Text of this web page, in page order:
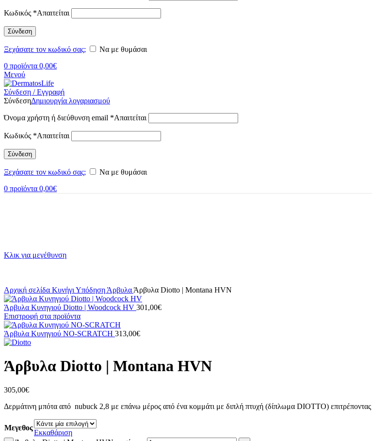
Κωδικός *Απαιτείται
Σύνδεση
Ξεχάσατε τον κωδικό σας;
Να με θυμάσαι
0 προϊόντα 0,00€
Μενού
Σύνδεση / Εγγραφή
ΣύνδεσηΔημιουργία λογαριασμού
Όνομα χρήστη ή διεύθυνση email *Απαιτείται
Κωδικός *Απαιτείται
Σύνδεση
Ξεχάσατε τον κωδικό σας;
Να με θυμάσαι
0 προϊόντα 0,00€
Κλικ για μεγέθυνση
Αρχική σελίδα Κυνήγι Υπόδηση Άρβυλα Άρβυλα Diotto | Montana HVN
Άρβυλα Κυνηγιού Diotto | Woodcock HV 301,00€
Επιστροφή στα προϊόντα
Άρβυλα Κυνηγιού NO-SCRATCH 313,00€
Άρβυλα Diotto | Montana HVN
305,00€
Δερμάτινη μπότα από nubuck 2,8 με επάνω μέρος από ένα κομμάτι με διπλή πτυχή (δίπλωμα DIOTTO)
Μεγεθος
Εκκαθάριση